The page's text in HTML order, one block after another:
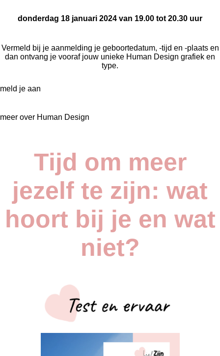
donderdag 18 januari 2024 van 19.00 tot 20.30 uur
Vermeld bij je aanmelding je geboortedatum, -tijd en -plaats en
dan ontvang je vooraf jouw unieke Human Design grafiek en
type.
meld je aan
meer over Human Design
Tijd om meer
jezelf te zijn: wat
hoort bij je en wat
niet?